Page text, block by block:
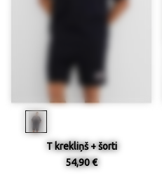
T krekliņš + šorti
54,90 €